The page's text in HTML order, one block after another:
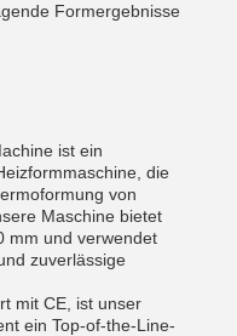
Formergebnisse
ist ein
die
von
Maschine bietet
mm und verwendet
zuverlässige
mit CE, ist unser
ein Top-of-the-Line-